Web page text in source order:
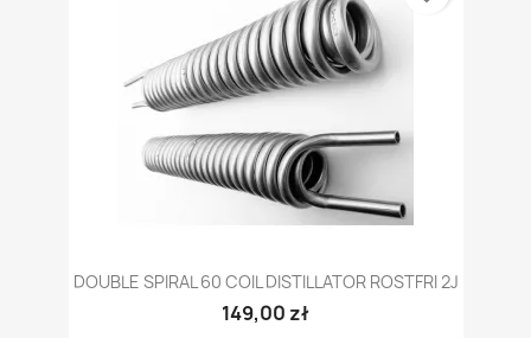
DOUBLE SPIRAL 60 COIL DISTILLATOR ROSTFRI 2J
149,00 zł